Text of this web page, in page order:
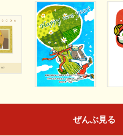
ぜんぶ見る